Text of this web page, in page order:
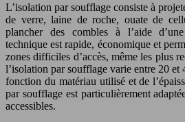
L’isolation par soufflage consiste à
de verre, laine de roche, ouate de
plancher des combles à l’aide
technique est rapide, économique et
zones difficiles d’accès, même les plus
l’isolation par soufflage varie entre 20 et
fonction du matériau utilisé et de
par soufflage est particulièrement
accessibles.